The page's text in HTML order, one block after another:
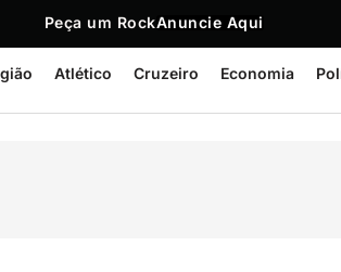
Peça um RockAnuncie Aqui
Atlético Cruzeiro Economia